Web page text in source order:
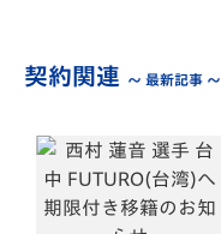
契約関連 ～ 最新記事 ～